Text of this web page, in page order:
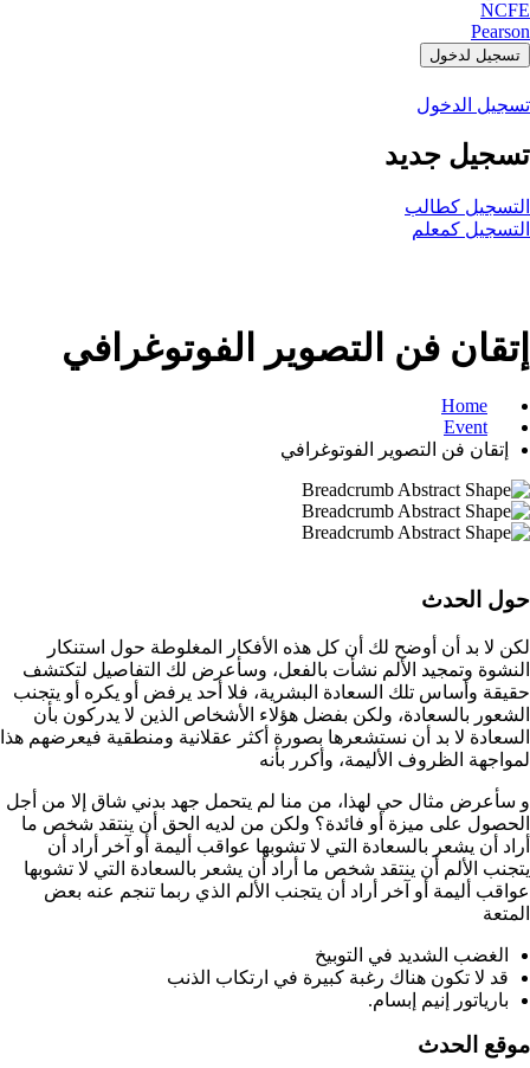
NCFE
Pearson
تسجيل لدخول
تسجيل الدخول
تسجيل جديد
التسجيل كطالب
التسجيل كمعلم
إتقان فن التصوير الفوتوغرافي
Home
Event
إتقان فن التصوير الفوتوغرافي
حول الحدث
لكن لا بد أن أوضح لك أن كل هذه الأفكار المغلوطة حول استنكار
النشوة وتمجيد الألم نشأت بالفعل، وسأعرض لك التفاصيل لتكتشف
حقيقة وأساس تلك السعادة البشرية، فلا أحد يرفض أو يكره أو يتجنب
الشعور بالسعادة، ولكن بفضل هؤلاء الأشخاص الذين لا يدركون بأن
السعادة لا بد أن نستشعرها بصورة أكثر عقلانية ومنطقية فيعرضهم هذا
لمواجهة الظروف الأليمة، وأكرر بأنه
و سأعرض مثال حي لهذا، من منا لم يتحمل جهد بدني شاق إلا من أجل
الحصول على ميزة أو فائدة؟ ولكن من لديه الحق أن ينتقد شخص ما
أراد أن يشعر بالسعادة التي لا تشوبها عواقب أليمة أو آخر أراد أن
يتجنب الألم أن ينتقد شخص ما أراد أن يشعر بالسعادة التي لا تشوبها
عواقب أليمة أو آخر أراد أن يتجنب الألم الذي ربما تنجم عنه بعض
المتعة
الغضب الشديد في التوبيخ
قد لا تكون هناك رغبة كبيرة في ارتكاب الذنب
بارياتور إنيم إبسام.
موقع الحدث